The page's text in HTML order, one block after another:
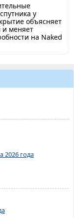
у
объясняет
и меняет
на Naked
2026 года